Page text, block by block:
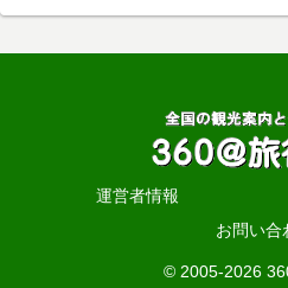
運営者情報
お問い合
© 2005-2026